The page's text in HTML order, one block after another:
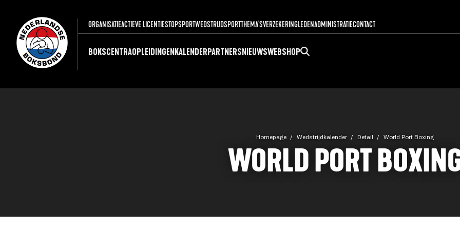
ORGANISATIEACTIEVE LICENTIESTOPSPORTWEDSTRIJDSPORTTHEMA'SVERZEKERINGLEDENADMINISTRATIECONTACT
BOKSCENTRAOPLEIDINGENKALENDERPARTNERSNIEUWSWEBSHOP
Homepage Wedstrijdkalender Detail World Port Boxing
WORLD PORT